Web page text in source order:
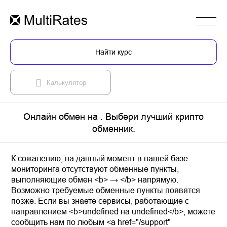
Найти курс
Калькулятор
Онлайн обмен на . Выбери лучший крипто
обменник.
К сожалению, на данный момент в нашей базе
мониторинга отсутствуют обменные пункты,
выполняющие обмен <b> → </b> напрямую.
Возможно требуемые обменные пункты появятся
позже. Если вы знаете сервисы, работающие с
направлением <b>undefined на undefined</b>, можете
сообщить нам по любым <a href="/support"